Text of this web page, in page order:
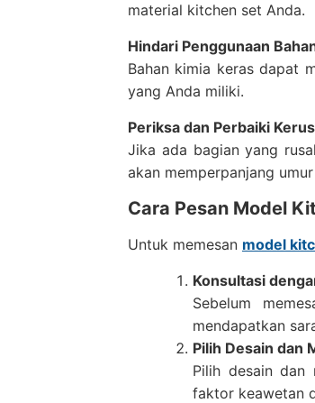
material kitchen set Anda.
Hindari Penggunaan
Bahan kimia keras dapat
yang Anda miliki.
Periksa dan Perbaiki
Jika ada bagian yang
akan memperpanjang
Cara Pesan Model
Untuk memesan model
Konsultasi
Sebelum
mendapatkan
Pilih Desain dan
Pilih desain dan
faktor keawetan